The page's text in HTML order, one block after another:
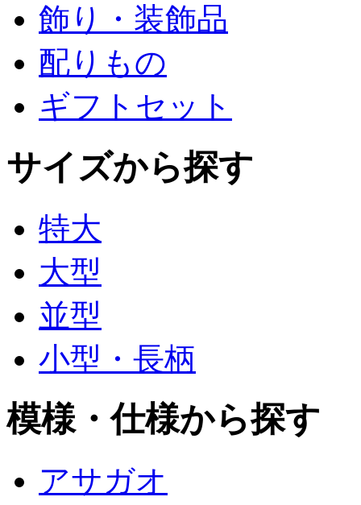
飾り・装飾品
配りもの
ギフトセット
サイズから探す
特大
大型
並型
小型・長柄
模様・仕様から探す
アサガオ